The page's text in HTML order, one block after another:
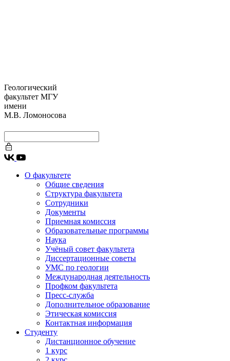
Геологический
факультет МГУ
имени
М.В. Ломоносова
О факультете
Общие сведения
Структура факультета
Сотрудники
Документы
Приемная комиссия
Образовательные программы
Наука
Учёный совет факультета
Диссертационные советы
УМС по геологии
Международная деятельность
Профком факультета
Пресс-служба
Дополнительное образование
Этическая комиссия
Контактная информация
Студенту
Дистанционное обучение
1 курс